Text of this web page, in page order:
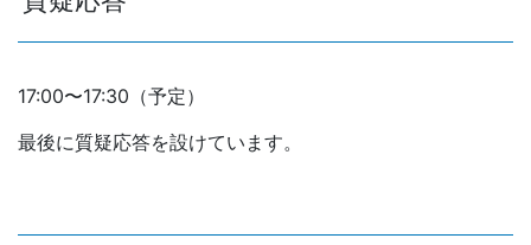
17:00〜17:30（予定）
最後に質疑応答を設けています。